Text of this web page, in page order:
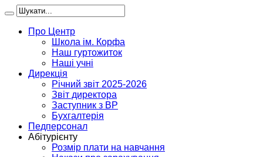
Про Центр
Школа ім. Корфа
Наш гуртожиток
Наші учні
Дирекція
Річний звіт 2025-2026
Звіт директора
Заступник з ВР
Бухгалтерія
Педперсонал
Абітурієнту
Розмір плати на навчання